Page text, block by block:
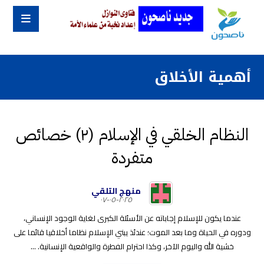
أهمية الأخلاق
النظام الخلقي في الإسلام (٢) خصائص
متفردة
منهج التلقي
٢٠٢٥-٠٥-٠٧
عندما يكون للإسلام إجاباته عن الأسئلة الكبرى لغاية الوجود الإنساني،
ودوره في الحياة وما بعد الموت؛ عندئذ يبني الإسلام نظاما أخلاقيا قائما على
خشية الله واليوم الآخر، وكذا احترام الفطرة والواقعية الإنسانية. ...